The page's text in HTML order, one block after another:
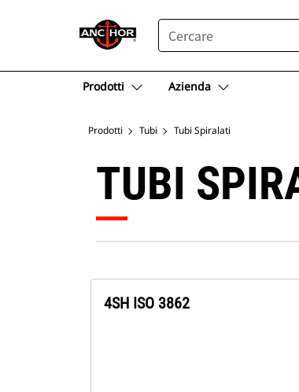
SEARCH
Prodotti Azienda
Prodotti Tubi Tubi Spiralati
TUBI
4SH ISO 3862